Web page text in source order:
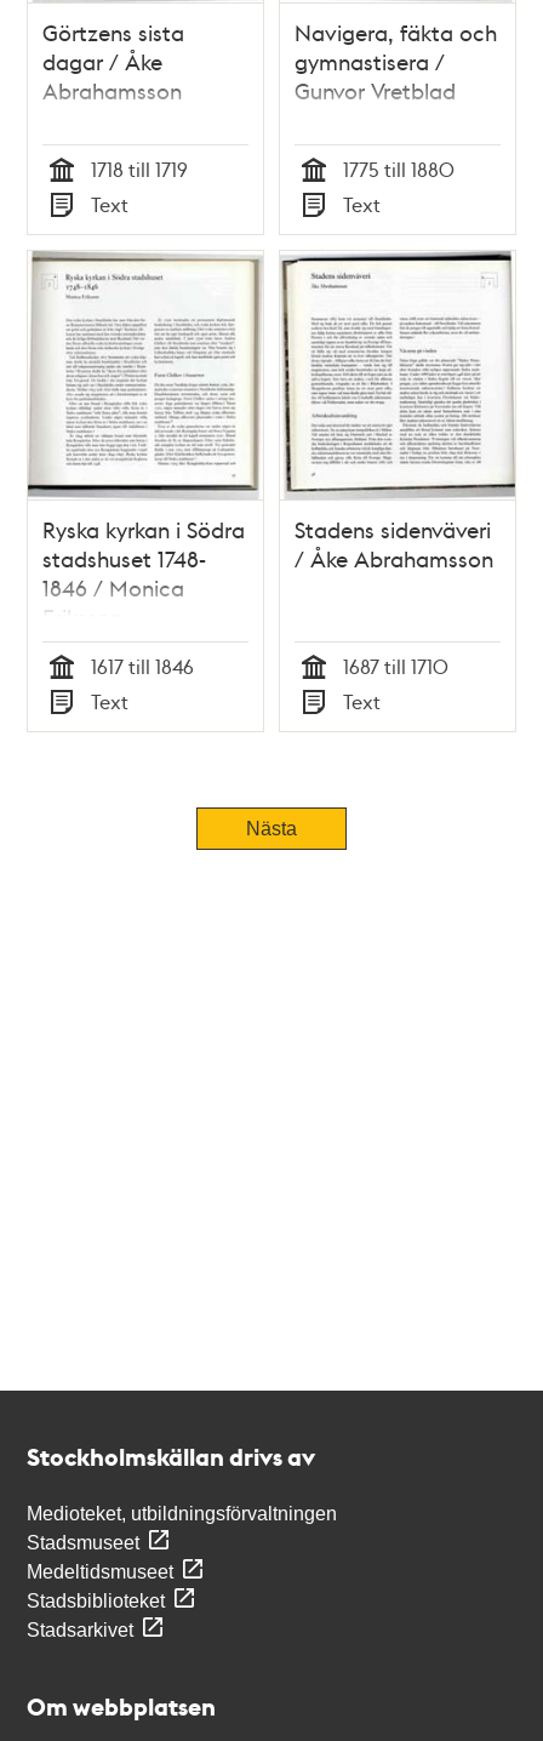
Görtzens sista
dagar / Åke
Abrahamsson
Tid
1718 till 1719
Typ
Text
Navigera, fäkta och
gymnastisera /
Gunvor Vretblad
Tid
1775 till 1880
Typ
Text
Ryska kyrkan i Södra
stadshuset 1748-
1846 / Monica
Eriksson
Tid
1617 till 1846
Typ
Text
Stadens sidenväveri
/ Åke Abrahamsson
Tid
1687 till 1710
Typ
Text
Nästa
Stockholmskällan drivs av
Medioteket, utbildningsförvaltningen
Stadsmuseet
Medeltidsmuseet
Stadsbiblioteket
Stadsarkivet
Om webbplatsen